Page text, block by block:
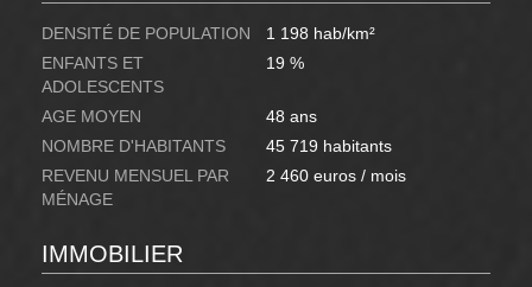
DENSITÉ DE POPULATION
1 198 hab/km²
ENFANTS ET
ADOLESCENTS
19 %
AGE MOYEN
48 ans
NOMBRE D'HABITANTS
45 719 habitants
REVENU MENSUEL PAR
MÉNAGE
2 460 euros / mois
IMMOBILIER